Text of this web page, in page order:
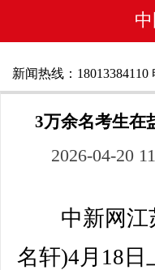
新闻热线：18013384110
3万余名考生在
2026-04-20
中新网江苏
名轩)4月18日